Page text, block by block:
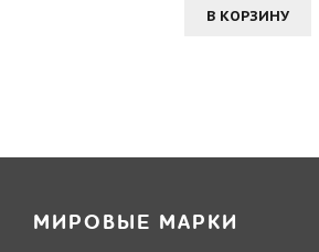
В КОРЗИНУ
МИРОВЫЕ МАРКИ